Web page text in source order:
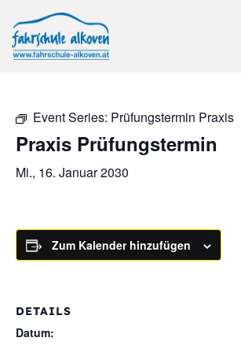
Event Series: Prüfungstermin Praxis
Praxis Prüfungstermin
Mi., 16. Januar 2030
Zum Kalender hinzufügen
DETAILS
Datum: